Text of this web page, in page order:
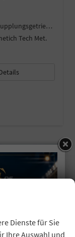
Doppelkupplungsgetriebe (DSG)
Tech Met.
Dienste für Sie
Ihre Auswahl und